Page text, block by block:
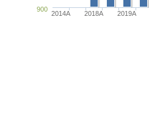
2014A 2018A 2019A
900